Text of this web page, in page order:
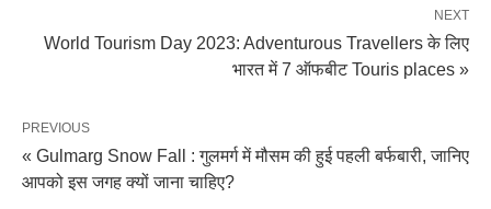
NEXT
World Tourism Day 2023: Adventurous Travellers के लिए
भारत में 7 ऑफबीट Touris places »
PREVIOUS
« Gulmarg Snow Fall : गुलमर्ग में मौसम की हुई पहली बर्फबारी, जानिए
आपको इस जगह क्यों जाना चाहिए?